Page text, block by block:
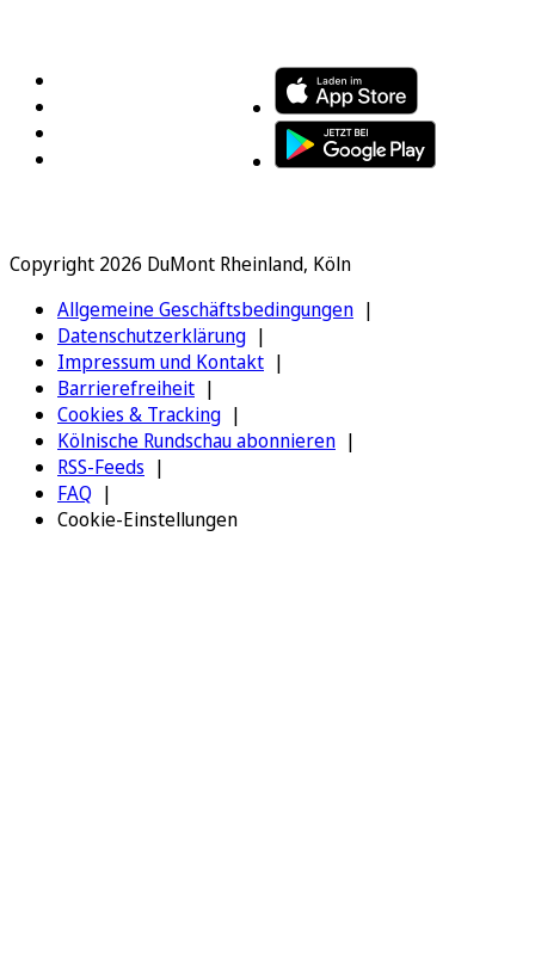
Copyright 2026 DuMont Rheinland, Köln
Allgemeine Geschäftsbedingungen
Datenschutzerklärung
Impressum und Kontakt
Barrierefreiheit
Cookies & Tracking
Kölnische Rundschau abonnieren
RSS-Feeds
FAQ
Cookie-Einstellungen